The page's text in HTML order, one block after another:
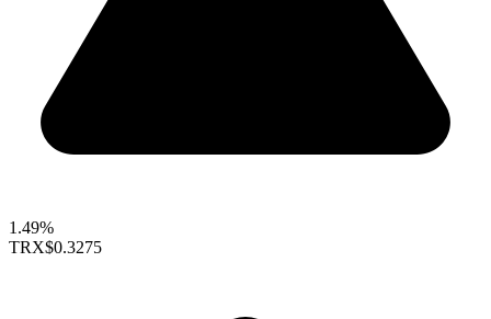
1.49%
TRX$0.3275